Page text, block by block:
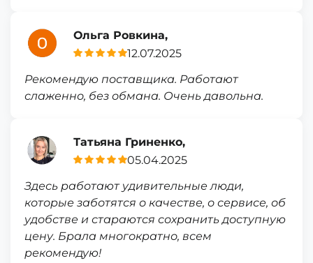
Ольга Ровкина,
12.07.2025
Рекомендую поставщика. Работают
слаженно, без обмана. Очень давольна.
Татьяна Гриненко,
05.04.2025
Здесь работают удивительные люди,
которые заботятся о качестве, о сервисе, об
удобстве и стараются сохранить доступную
цену. Брала многократно, всем
рекомендую!